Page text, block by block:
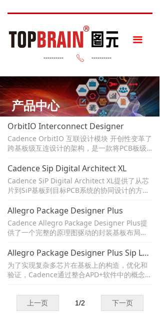
ꂅ
---------- ----------
끀
OrbitIO Interconnect Designer
Cadence OrbitIO 互联设计模块 开创性变革了
跨基板级互连设计的架构，是一款将PCB板级
连设计的软件。OrbitIO实现了板级信号到封装
焊球连接的可视化，帮助工程师和架构师快速
评估跨基板互连时，信号分布的合理性，帮助
工程师高效的更改PCB板级信号与封装内焊球
信号线分布相对位置的合理性，从而实现产品
的最佳性能，降低生产成本，更容易的让产品
去满足可制造性要求，减少了设计迭代和更新
产品的周期，极大提高了生产效率。
Cadence Sip Digital Architect XL
Cadence SiP Digital Architect XL提供了从芯
片到SiP基板到目标PCB系统的协同设计的方法
许项目架构师和设计团队能够迅速地输入和管
理SiP设计的逻辑连接，也就是通常所说的原理
图设计。它的系统连接管理器（System Conn
ectivity Manager），允许快速地捕获设计连
接，包括所导入的硅片Verilog网表和提供完整
的SiP设计中PCB封装模型的接口。对于混合信
号设计，模拟/混合信号的子电路模块可以从Vir
tuoso环境中导入。基于电子表格的接口提供了
个SiP系统的逻辑连接。
Allegro Package Designer Plus
Cadence Allegro Package Designer Plus提
供了一个完整的原理图驱动的封装基板布局布
P 模块等多种形式的封装物理设计。这包括基
板布局和布线，芯片、基板和系统级别上最终
的连接优化，生产准备，全面的设计验证和流
片。
Allegro Package Designer Plus Sip Layout Option
为了实现复杂多芯片在基板上的构造，优化和
验证，Cadence通过整合APD+软件中的概念，
集成在单个基板上的设计流程 ，提供了高性能
复杂的系统级封装设计的解决方案，设计师只
需要在掌握APD+的基础上，更多的去掌握多芯
上一页 下一页
1/2
产品中心